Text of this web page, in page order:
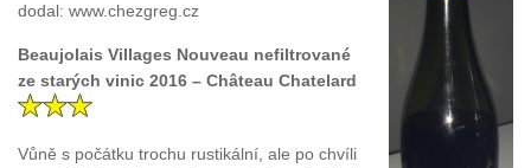
dodal: www.chezgreg.cz
Beaujolais Villages Nouveau nefiltrované
ze starých vinic 2016 – Château Chatelard
Vůně s počátku trochu rustikální, ale po chvíli